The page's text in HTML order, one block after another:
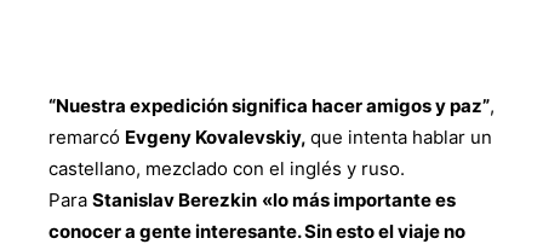
“Nuestra expedición significa hacer amigos y paz”,
remarcó Evgeny Kovalevskiy, que intenta hablar un
castellano, mezclado con el inglés y ruso.
Para Stanislav Berezkin «lo más importante es
conocer a gente interesante. Sin esto el viaje no